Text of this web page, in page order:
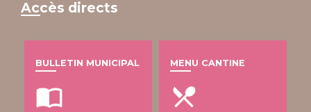
Accès directs
BULLETIN MUNICIPAL
import_contacts
MENU CANTINE
local_dining